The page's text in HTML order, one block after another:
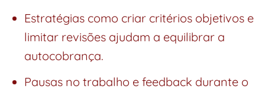
Estratégias como criar critérios objetivos e
limitar revisões ajudam a equilibrar a
autocobrança.
Pausas no trabalho e feedback durante o